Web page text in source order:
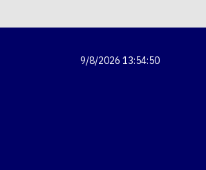
9/8/2026 13:54:50